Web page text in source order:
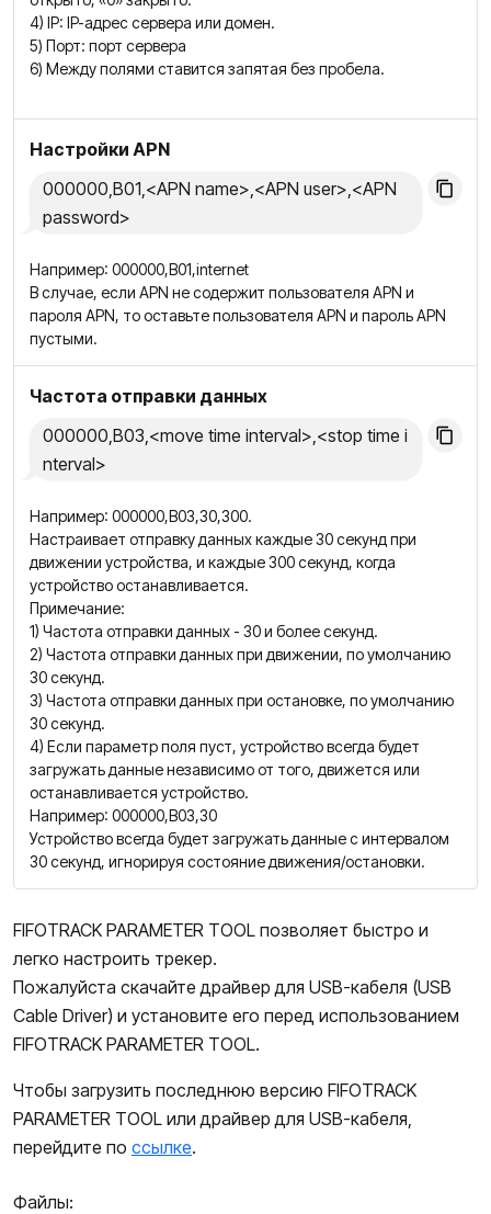
4) IP: IP-адрес сервера или домен.
5) Порт: порт сервера
6) Между полями ставится запятая без пробела.
Настройки APN
000000,B01,<APN name>,<APN user>,<APN
password>
Например: 000000,B01,internet
В случае, если APN не содержит пользователя APN и
пароля APN, то оставьте пользователя APN и пароль APN
пустыми.
Частота отправки данных
000000,B03,<move time interval>,<stop time i
nterval>
Например: 000000,B03,30,300.
Настраивает отправку данных каждые 30 секунд при
движении устройства, и каждые 300 секунд, когда
устройство останавливается.
Примечание:
1) Частота отправки данных - 30 и более секунд.
2) Частота отправки данных при движении, по умолчанию
30 секунд.
3) Частота отправки данных при остановке, по умолчанию
30 секунд.
4) Если параметр поля пуст, устройство всегда будет
загружать данные независимо от того, движется или
останавливается устройство.
Например: 000000,B03,30
Устройство всегда будет загружать данные с интервалом
30 секунд, игнорируя состояние движения/остановки.
FIFOTRACK PARAMETER TOOL позволяет быстро и
легко настроить трекер.
Пожалуйста скачайте драйвер для USB-кабеля (USB
Cable Driver) и установите его перед использованием
FIFOTRACK PARAMETER TOOL.
Чтобы загрузить последнюю версию FIFOTRACK
PARAMETER TOOL или драйвер для USB-кабеля,
перейдите по ссылке.
Файлы: